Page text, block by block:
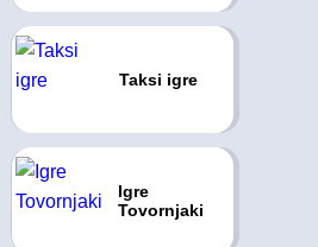
Taksi igre
Igre
Tovornjaki